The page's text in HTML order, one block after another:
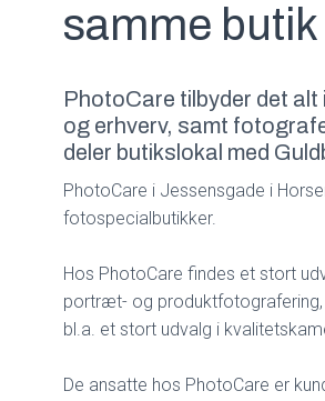
samme
PhotoCare tilbyder det
og erhverv, samt
deler butikslokal med
PhotoCare i Jessensgade i
fotospecialbutikker.
Hos PhotoCare findes et stort
portræt- og
bl.a. et stort udvalg i
De ansatte hos PhotoCare er